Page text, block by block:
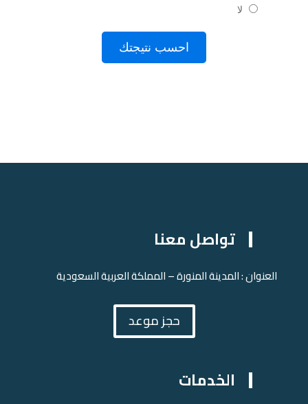
لا
احسب نتيجتك
تواصل معنا
العنوان : المدينة المنورة – المملكة العربية السعودية
حجز موعد
الخدمات